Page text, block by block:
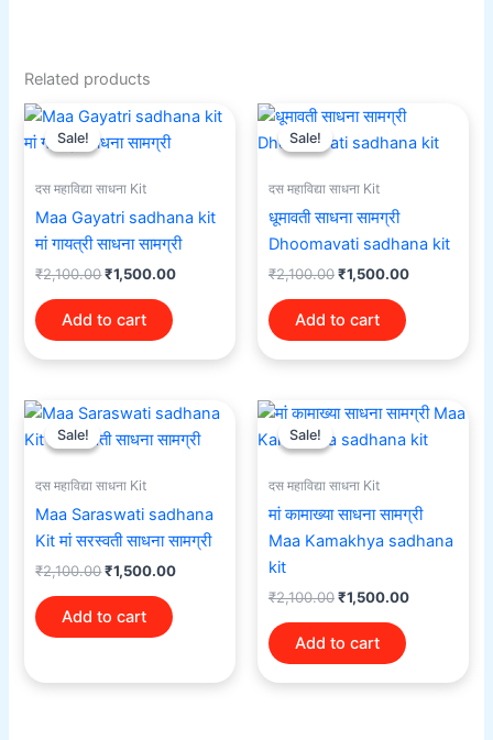
Related products
Sale!
Sale!
दस महाविद्या साधना Kit
Maa Gayatri sadhana kit
मां गायत्री साधना सामग्री
₹2,100.00
Original
was:
₹1,500.00
Current
Add to cart
Sale!
Sale!
दस महाविद्या साधना Kit
धूमावती साधना सामग्री
Dhoomavati sadhana kit
₹2,100.00
Original
was:
₹1,500.00
is:
Add to cart
Sale!
Sale!
दस महाविद्या साधना Kit
Maa Saraswati sadhana
Kit मां सरस्वती साधना सामग्री
₹2,100.00
Original
was:
₹1,500.00
Current
is:
Add to cart
Sale!
Sale!
दस महाविद्या साधना Kit
मां कामाख्या साधना सामग्री
Maa Kamakhya sadhana
kit
₹2,100.00
Original
was:
₹1,500.00
Current
price
is:
Add to cart